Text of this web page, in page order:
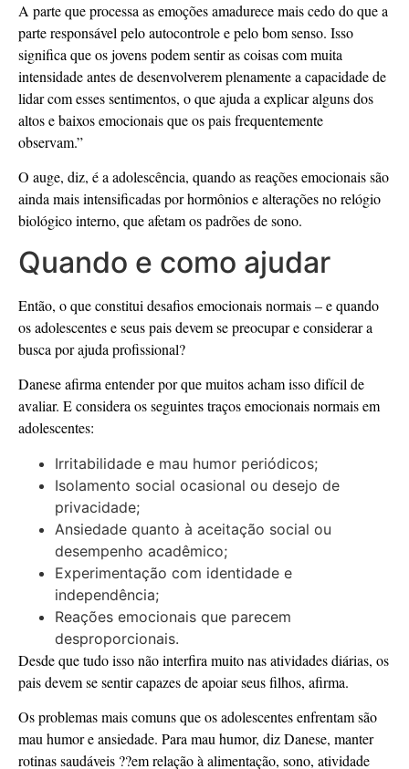
A parte que processa as emoções amadurece mais cedo do que a
parte responsável pelo autocontrole e pelo bom senso. Isso
significa que os jovens podem sentir as coisas com muita
intensidade antes de desenvolverem plenamente a capacidade de
lidar com esses sentimentos, o que ajuda a explicar alguns dos
altos e baixos emocionais que os pais frequentemente
observam.”
O auge, diz, é a adolescência, quando as reações emocionais são
ainda mais intensificadas por hormônios e alterações no relógio
biológico interno, que afetam os padrões de sono.
Quando e como ajudar
Então, o que constitui desafios emocionais normais – e quando
os adolescentes e seus pais devem se preocupar e considerar a
busca por ajuda profissional?
Danese afirma entender por que muitos acham isso difícil de
avaliar. E considera os seguintes traços emocionais normais em
adolescentes:
Irritabilidade e mau humor periódicos;
Isolamento social ocasional ou desejo de
privacidade;
Ansiedade quanto à aceitação social ou
desempenho acadêmico;
Experimentação com identidade e
independência;
Reações emocionais que parecem
desproporcionais.
Desde que tudo isso não interfira muito nas atividades diárias, os
pais devem se sentir capazes de apoiar seus filhos, afirma.
Os problemas mais comuns que os adolescentes enfrentam são
mau humor e ansiedade. Para mau humor, diz Danese, manter
rotinas saudáveis ??em relação à alimentação, sono, atividade